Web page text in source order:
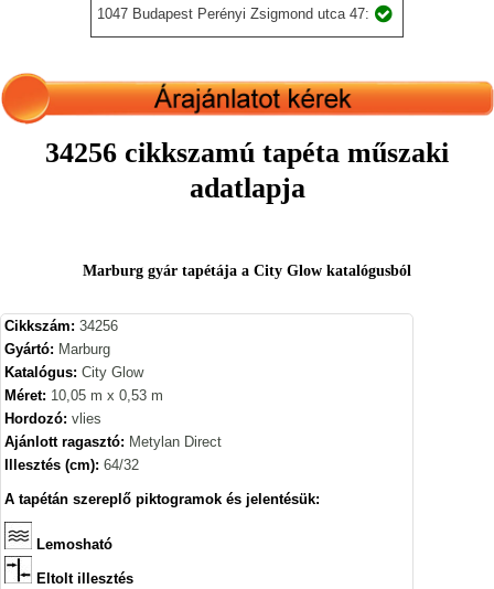
1047 Budapest Perényi Zsigmond utca 47:
34256 cikkszamú tapéta műszaki
adatlapja
Marburg gyár tapétája a City Glow katalógusból
Cikkszám: 34256
Gyártó: Marburg
Katalógus: City Glow
Méret: 10,05 m x 0,53 m
Hordozó: vlies
Ajánlott ragasztó: Metylan Direct
Illesztés (cm): 64/32
A tapétán szereplő piktogramok és jelentésük:
Lemosható
Eltolt illesztés